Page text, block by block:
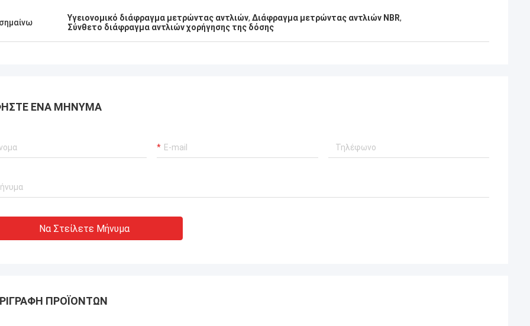
το 2020, τα λάστιχα
τους και οι αποσβεστήρες
Υγειονομικό διάφραγμα μετρώντας αντλιών, Διάφραγμα μετρώντας αντλιών NBR,
Σύνθετο διάφραγμα αντλιών χορήγησης της δόσης
ΈΝΑ ΜΉΝΥΜΑ
Να Στείλετε Μήνυμα
ΠΡΟΪΌΝΤΩΝ